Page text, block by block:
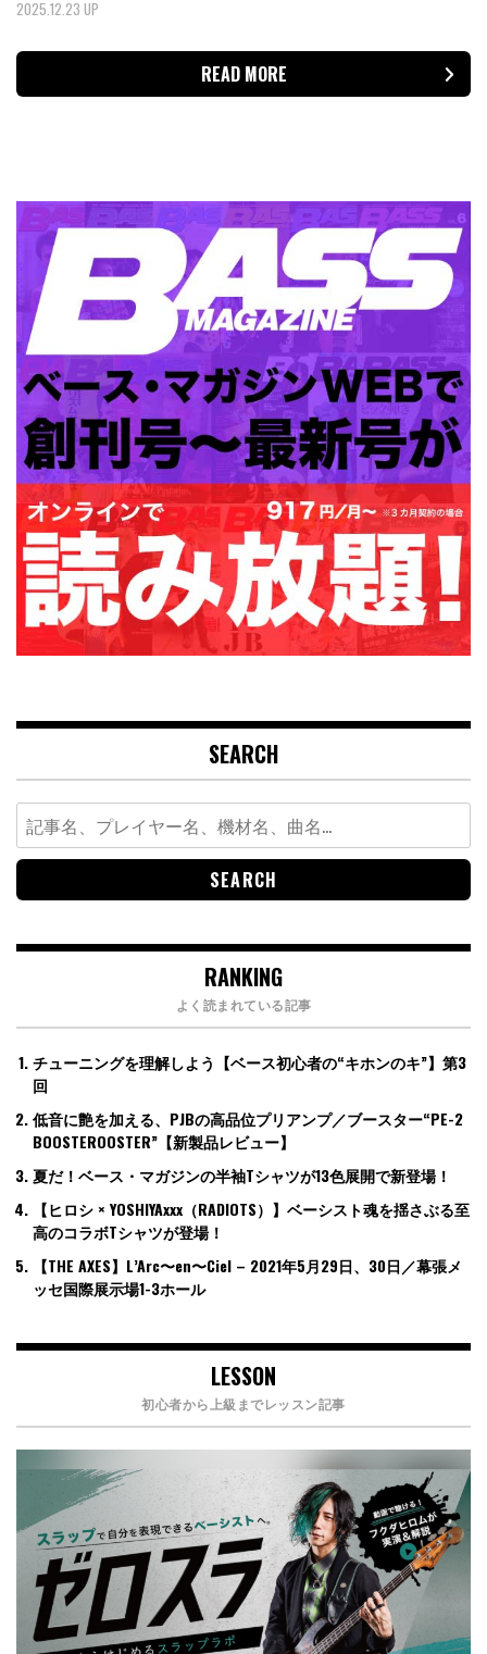
2025.12.23 UP
READ MORE
SEARCH
Search
for:
RANKING
よく読まれている記事
チューニングを理解しよう【ベース初心者の“キホンのキ”】第3
回
低音に艶を加える、PJBの高品位プリアンプ／ブースター“PE-2
BOOSTEROOSTER”【新製品レビュー】
夏だ！ベース・マガジンの半袖Tシャツが13色展開で新登場！
【ヒロシ × YOSHIYAxxx（RADIOTS）】ベーシスト魂を揺さぶる至
高のコラボTシャツが登場！
【THE AXES】L’Arc〜en〜Ciel – 2021年5月29日、30日／幕張メ
ッセ国際展示場1-3ホール
LESSON
初心者から上級までレッスン記事